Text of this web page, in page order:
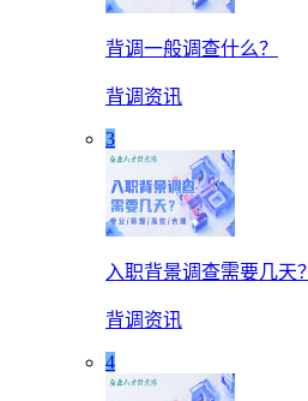
背调一般调查什么？
背调资讯
3
入职背景调查需要几天？
背调资讯
4